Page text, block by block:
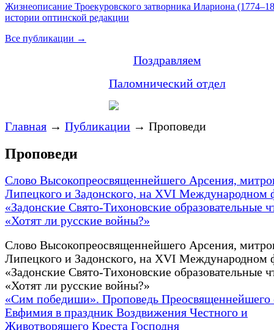
Жизнеописание Троекуровского затворника Илариона
истории оптинской редакции
Все публикации →
Поздравляем
Паломнический отдел
Главная → Публикации → Проповеди
Проповеди
Слово Высокопреосвященнейшего Арсения,
Липецкого и Задонского, на ХVI Международном
«Задонские Свято-Тихоновские образовательные
«Хотят ли русские войны?»
Слово Высокопреосвященнейшего Арсения,
Липецкого и Задонского, на ХVI Международном
«Задонские Свято-Тихоновские образовательные
«Хотят ли русские войны?»
«Сим победиши». Проповедь Преосвященнейшего
Евфимия в праздник Воздвижения Честного и
Животворящего Креста Господня